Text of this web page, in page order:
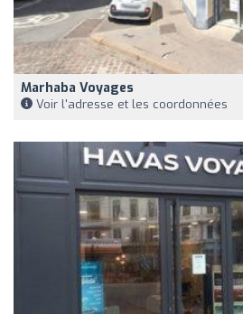
Marhaba Voyages
Voir l'adresse et les coordonnées